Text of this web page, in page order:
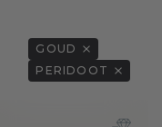
GOUD
PERIDOOT